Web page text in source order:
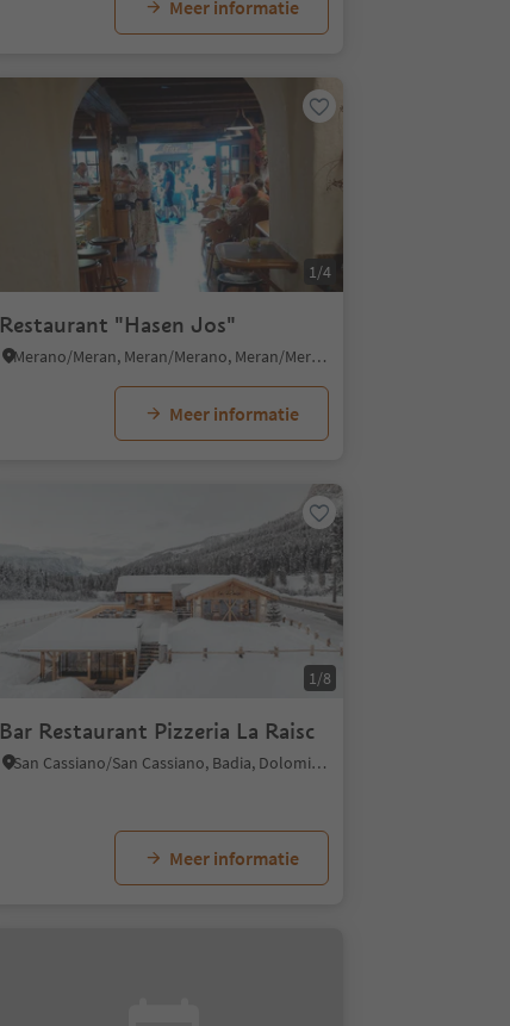
Meer informatie
1/4
Restaurant "Hasen Jos"
Merano/Meran, Meran/Merano, Meran/Merano and environs
Meer informatie
1/8
Bar Restaurant Pizzeria La Raisc
San Cassiano/San Cassiano, Badia, Dolomites Region Alta Badia
Meer informatie